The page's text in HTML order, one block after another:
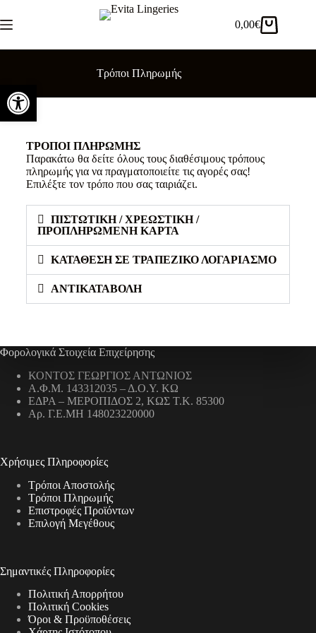
Ανοίξτε τη γραμμή εργαλείων
0,00€
Τρόποι Πληρωμής
ΤΡΟΠΟΙ ΠΛΗΡΩΜΗΣ
Παρακάτω θα δείτε όλους τους διαθέσιμους τρόπους
πληρωμής για να πραγματοποιείτε τις αγορές σας!
Επιλέξτε τον τρόπο που σας ταιριάζει.
ΠΙΣΤΩΤΙΚΗ / ΧΡΕΩΣΤΙΚΗ /
ΠΡΟΠΛΗΡΩΜΕΝΗ ΚΑΡΤΑ
ΚΑΤΑΘΕΣΗ ΣΕ ΤΡΑΠΕΖΙΚΟ ΛΟΓΑΡΙΑΣΜΟ
ΑΝΤΙΚΑΤΑΒΟΛΗ
Φορολογικά Στοιχεία Επιχείρησης
ΚΟΝΤΟΣ ΓΕΩΡΓΙΟΣ ΑΝΤΩΝΙΟΣ
Α.Φ.Μ. 143312035 – Δ.Ο.Υ. ΚΩ
ΕΔΡΑ – ΜΕΡΟΠΙΔΟΣ 2, ΚΩΣ Τ.Κ. 85300
Αρ. Γ.Ε.ΜΗ 148023220000
Χρήσιμες Πληροφορίες
Τρόποι Αποστολής
Τρόποι Πληρωμής
Επιστροφές Προϊόντων
Επιλογή Μεγέθους
Σημαντικές Πληροφορίες
Πολιτική Απορρήτου
Πολιτική Cookies
Όροι & Προϋποθέσεις